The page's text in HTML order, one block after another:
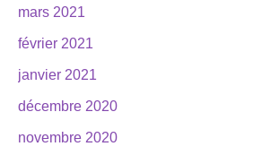
mars 2021
février 2021
janvier 2021
décembre 2020
novembre 2020